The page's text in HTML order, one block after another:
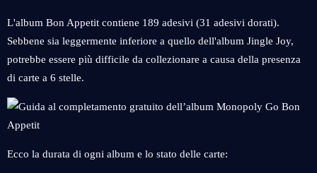
L'album Bon Appetit contiene 189 adesivi (31 adesivi dorati).
Sebbene sia leggermente inferiore a quello dell'album Jingle Joy,
potrebbe essere più difficile da collezionare a causa della presenza
di carte a 6 stelle.
Ecco la durata di ogni album e lo stato delle carte: